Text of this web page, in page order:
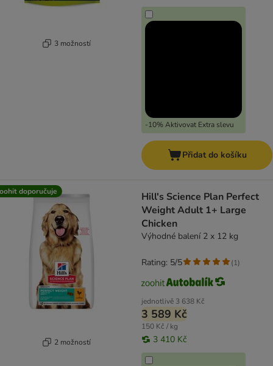
3 možností
-10% Aktivovat Extra slevu
Přidat do košíku
doporučuje
2 možností
Hill's Science Plan Perfect
Weight Adult 1+ Large
Chicken
Výhodné balení 2 x 12 kg
jednotlivě 3 638 Kč
3 589 Kč
150 Kč / kg
3 410 Kč
Rating: 5/5 (1)